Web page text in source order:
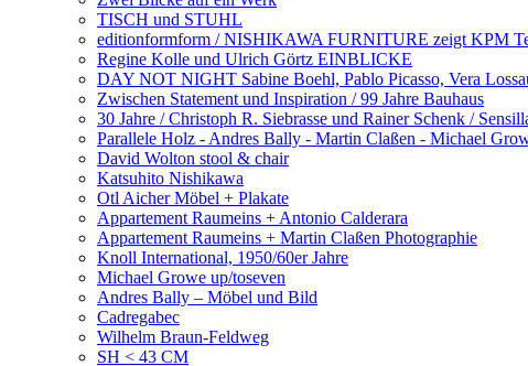
TISCH und STUHL
editionformform / NISHIKAWA FURNITURE zeigt KPM
Regine Kolle und Ulrich Görtz EINBLICKE
DAY NOT NIGHT Sabine Boehl, Pablo Picasso, Vera
Zwischen Statement und Inspiration / 99 Jahre Bauhaus
30 Jahre / Christoph R. Siebrasse und Rainer Schenk /
Parallele Holz - Andres Bally - Martin Claßen - Michael
David Wolton stool & chair
Katsuhito Nishikawa
Otl Aicher Möbel + Plakate
Appartement Raumeins + Antonio Calderara
Appartement Raumeins + Martin Claßen Photographie
Knoll International, 1950/60er Jahre
Michael Growe up/toseven
Andres Bally – Möbel und Bild
Cadregabec
Wilhelm Braun-Feldweg
SH < 43 CM